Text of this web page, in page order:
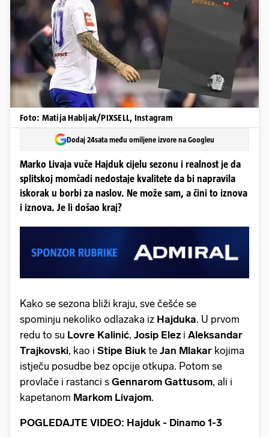
Foto: Matija Habljak/PIXSELL, Instagram
Dodaj 24sata među omiljene izvore na Googleu
Marko Livaja vuče Hajduk cijelu sezonu i realnost je da
splitskoj momčadi nedostaje kvalitete da bi napravila
iskorak u borbi za naslov. Ne može sam, a čini to iznova
i iznova. Je li došao kraj?
Kako se sezona bliži kraju, sve češće se
spominju nekoliko odlazaka iz Hajduka. U prvom
redu to su Lovre Kalinić, Josip Elez i Aleksandar
Trajkovski, kao i Stipe Biuk te Jan Mlakar kojima
istječu posudbe bez opcije otkupa. Potom se
provlače i rastanci s Gennarom Gattusom, ali i
kapetanom Markom Livajom.
POGLEDAJTE VIDEO: Hajduk - Dinamo 1-3